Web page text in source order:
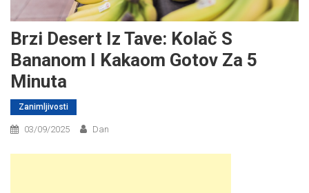
Brzi Desert Iz Tave: Kolač S
Bananom I Kakaom Gotov Za 5
Minuta
Zanimljivosti
03/09/2025 Dan